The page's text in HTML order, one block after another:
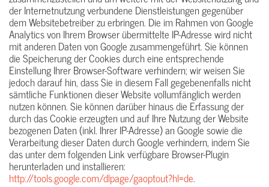
der Internetnutzung verbundene Dienstleistungen gegenüber
dem Websitebetreiber zu erbringen. Die im Rahmen von Google
Analytics von Ihrem Browser übermittelte IP-Adresse wird nicht
mit anderen Daten von Google zusammengeführt. Sie können
die Speicherung der Cookies durch eine entsprechende
Einstellung Ihrer Browser-Software verhindern; wir weisen Sie
jedoch darauf hin, dass Sie in diesem Fall gegebenenfalls nicht
sämtliche Funktionen dieser Website vollumfänglich werden
nutzen können. Sie können darüber hinaus die Erfassung der
durch das Cookie erzeugten und auf Ihre Nutzung der Website
bezogenen Daten (inkl. Ihrer IP-Adresse) an Google sowie die
Verarbeitung dieser Daten durch Google verhindern, indem Sie
das unter dem folgenden Link verfügbare Browser-Plugin
herunterladen und installieren:
http://tools.google.com/dlpage/gaoptout?hl=de.